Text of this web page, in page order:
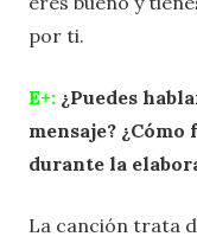
por ti.
E+: ¿Puedes
mensaje?
durante la
La canción trata